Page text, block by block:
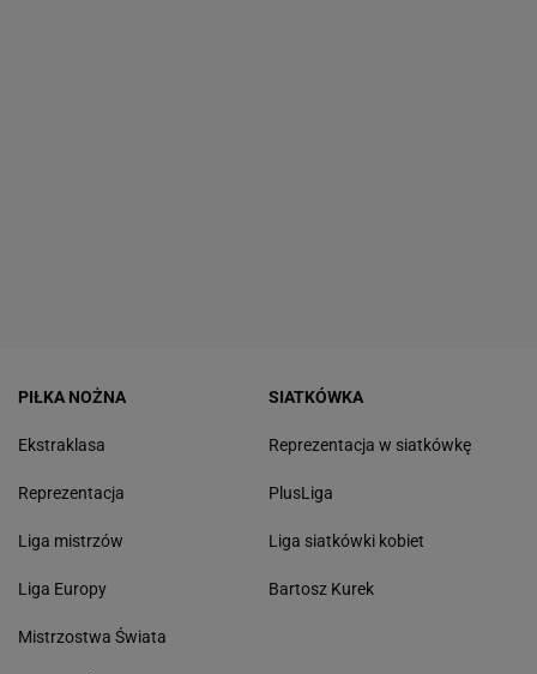
PIŁKA NOŻNA
Ekstraklasa
Reprezentacja
Liga mistrzów
Liga Europy
Mistrzostwa Świata
SIATKÓWKA
Reprezentacja w siatkówkę
PlusLiga
Liga siatkówki kobiet
Bartosz Kurek